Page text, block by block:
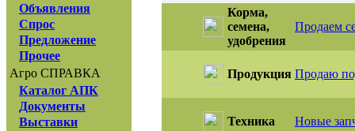
Объявления
Спрос
Предложение
Прочее
Агро СПРАВКА
Каталог АПК
Документы
Выставки
Корма,
семена,
удобрения
Продаем
Продукция Продаю
Техника Новые